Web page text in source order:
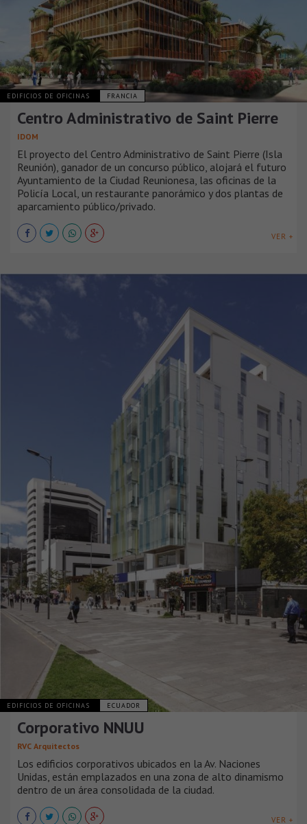
EDIFICIOS DE OFICINAS FRANCIA
Centro Administrativo de Saint Pierre
IDOM
El proyecto del Centro Administrativo de Saint Pierre (Isla
Reunión), ganador de un concurso público, alojará el futuro
Ayuntamiento de la Ciudad Reunionesa, las oficinas de la
Policía Local, un restaurante panorámico y dos plantas de
aparcamiento público/privado.
VER +
EDIFICIOS DE OFICINAS ECUADOR
Corporativo NNUU
RVC Arquitectos
Los edificios corporativos ubicados en la Av. Naciones
Unidas, están emplazados en una zona de alto dinamismo
dentro de un área consolidada de la ciudad.
VER +